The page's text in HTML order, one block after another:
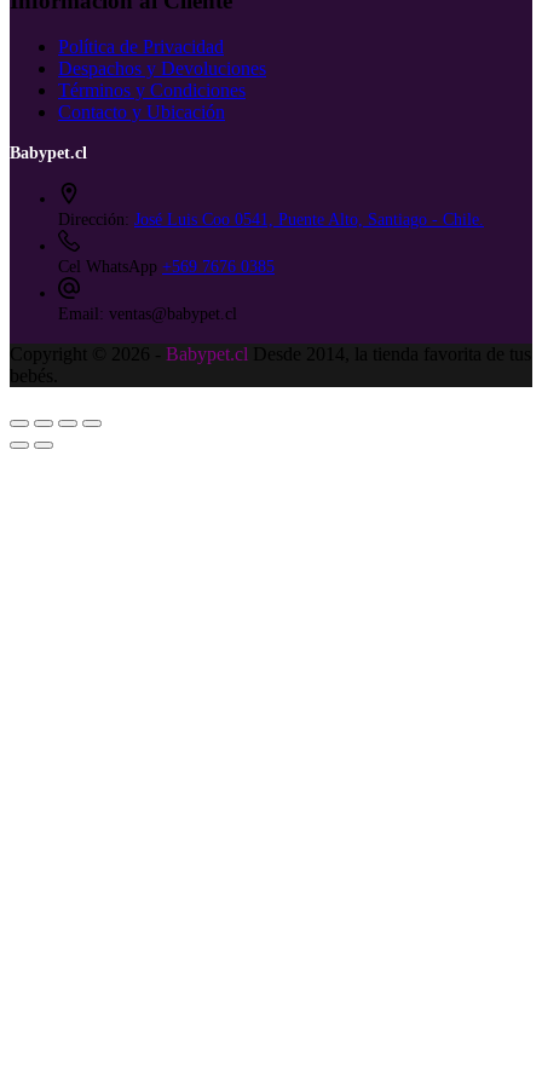
Política de Privacidad
Despachos y Devoluciones
Términos y Condiciones
Contacto y Ubicación
Babypet.cl
Dirección: José Luis Coo 0541, Puente Alto, Santiago - Chile.
Cel WhatsApp +569 7676 0385
Email: ventas@babypet.cl
Copyright © 2026 - Babypet.cl Desde 2014, la tienda favorita de tus
bebés.